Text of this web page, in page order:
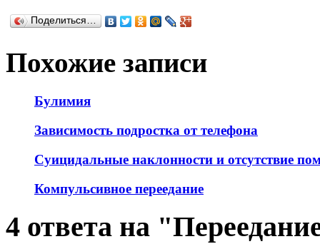
Поделиться…
Похожие записи
Булимия
Зависимость подростка от телефона
Суицидальные наклонности и отсутствие
Компульсивное переедание
4 ответа на